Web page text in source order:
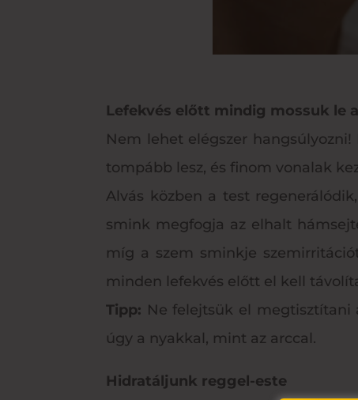
Lefekvés előtt mindig mossuk le
Nem lehet elégszer
tompább lesz, és finom vonalak
Alvás közben a test
smink megfogja az elhalt
míg a szem sminkje
minden lefekvés előtt el kell
Tipp: Ne felejtsük el megtisztítani
úgy a nyakkal, mint az arccal.
Hidratáljunk reggel-este